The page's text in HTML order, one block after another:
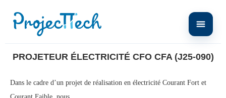
PROJETEUR ÉLECTRICITÉ CFO CFA (J25-090)
Dans le cadre d’un projet de réalisation en électricité Courant Fort et